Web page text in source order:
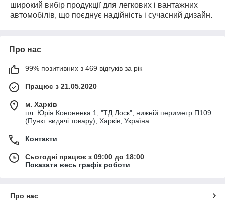
широкий вибір продукції для легкових і вантажних
автомобілів, що поєднує надійність і сучасний дизайн.
Про нас
99% позитивних з 469 відгуків за рік
Працює з 21.05.2020
м. Харків
пл. Юрія Кононенка 1, "ТД Лоск", нижній периметр П109.
(Пункт видачі товару), Харків, Україна
Контакти
Сьогодні працює з 09:00 до 18:00
Показати весь графік роботи
Про нас